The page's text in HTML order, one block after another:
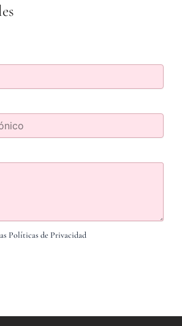
Políticas de Privacidad